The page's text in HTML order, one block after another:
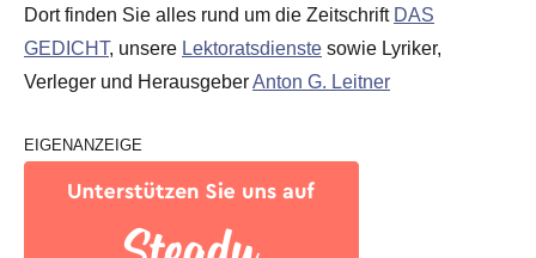
Dort finden Sie alles rund um die Zeitschrift DAS
GEDICHT, unsere Lektoratsdienste sowie Lyriker,
Verleger und HerausgeberAnton G. Leitner
EIGENANZEIGE